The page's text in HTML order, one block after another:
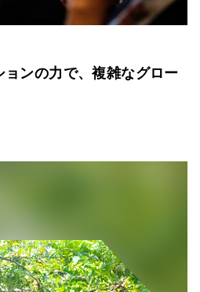
ンの力で、複雑なグロー